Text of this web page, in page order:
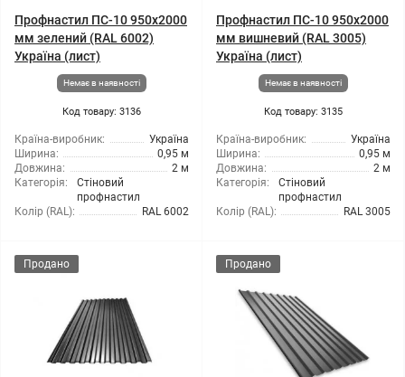
Профнастил ПС-10 950x2000
мм зелений (RAL 6002)
Україна (лист)
Немає в наявності
Код товару: 3136
Країна-виробник:
Україна
Ширина:
0,95 м
Довжина:
2 м
Категорія:
Стіновий
профнастил
Колір (RAL):
RAL 6002
Профнастил ПС-10 950x2000
мм вишневий (RAL 3005)
Україна (лист)
Немає в наявності
Код товару: 3135
Країна-виробник:
Україна
Ширина:
0,95 м
Довжина:
2 м
Категорія:
Стіновий
профнастил
Колір (RAL):
RAL 3005
Продано Продано